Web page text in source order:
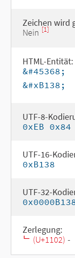
Zeichen wird
Nein [1]
HTML-Entität:
&#45368;
&#xB138;
UTF-8-
0xEB 0x84
UTF-16-
0xB138
UTF-32-
Zerlegung:
ᄂ (U+1102) -